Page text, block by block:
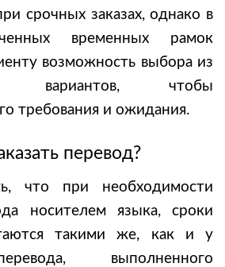
срочных заказах, однако в
временных рамок
возможность выбора из
вариантов, чтобы
требования и ожидания.
перевод?
что при необходимости
носителем языка, сроки
такими же, как и у
выполненного